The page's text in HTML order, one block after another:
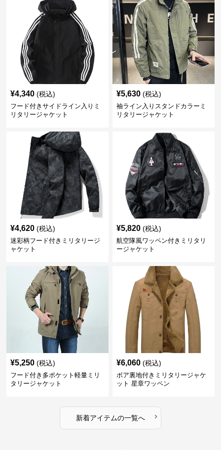
¥4,340 (税込)
フード付きサイドライン入りミ
リタリージャケット
¥5,630 (税込)
袖ライン入りスタンドカラーミ
リタリージャケット
¥4,620 (税込)
迷彩柄フード付きミリタリージ
ャケット
¥5,820 (税込)
航空隊風ワッペン付きミリタリ
ージャケット
¥5,250 (税込)
フード付き多ポケット軽量ミリ
タリージャケット
¥6,060 (税込)
ボア裏地付きミリタリージャケ
ット 星章ワッペン
新着アイテムの一覧へ ›